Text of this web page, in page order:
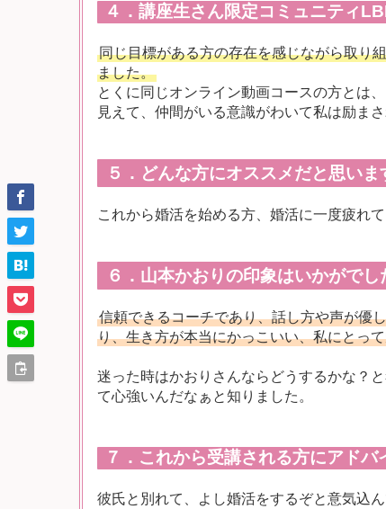
４．講座生さん限定コミュニティ
同じ目標がある方の存在を感じながら取り
ました。
とくに同じオンライン動画コースの方とは
見えて、仲間がいる意識がわいて私は励ま
５．どんな方にオススメだと思いま
これから婚活を始める方、婚活に一度疲れ
６．山本かおりの印象はいかがでし
信頼できるコーチであり、話し方や声が優
り、生き方が本当にかっこいい、私にとっ
迷った時はかおりさんならどうするかな？
て心強いんだなぁと知りました。
７．これから受講される方にアド
彼氏と別れて、よし婚活をするぞと意気込